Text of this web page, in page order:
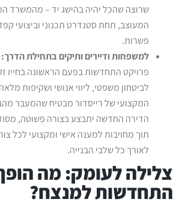
שרוצה שהכל יהיה בהישג יד – מהמשרד
המעוצב, תחת סטנדרט תכנוני וביצועי
פשרות.
למשפחות ודיירים ותיקים בתחילת הדרך:
פרויקט התחדשות בפעם הראשונה בחייו
לביטחון משפטי, ליווי אנושי ושקיפות
המקצועי של רייסדור מבטיח שהמעבר
הדירה החדשה יתבצע בצורה פשוטה,
תוך מחויבות למענה אישי ומקצועי לכל
לאורך כל שלבי הבנייה.
צלילה לעומק: מה
התחדשות למנצח?